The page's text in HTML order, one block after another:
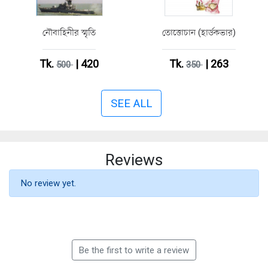
নৌবাহিনীর স্মৃতি
Tk.500| 420
তোত্তোচান (হার্ডকভার)
Tk.350| 263
SEE ALL
Reviews
No review yet.
Be the first to write a review